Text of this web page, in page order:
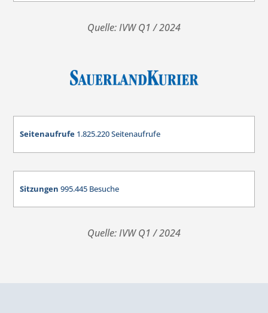
Quelle: IVW Q1 / 2024
Seitenaufrufe 1.825.220 Seitenaufrufe
Sitzungen995.445 Besuche
Quelle: IVW Q1 / 2024